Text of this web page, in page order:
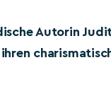
Autorin